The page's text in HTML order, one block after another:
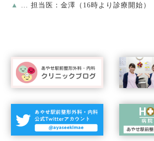
▲ … 担当医：金澤（16時より診療開始）